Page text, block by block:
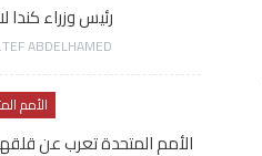
رئيس وزراء كندا
الأمم
الأمم المتحدة تعرب عن